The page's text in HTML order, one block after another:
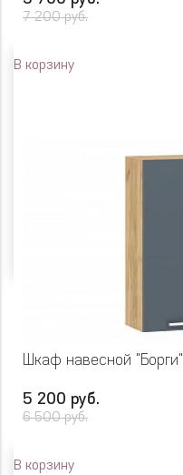
7 200 руб.
В корзину
Шкаф навесной "Борги"
5 200 руб.
6 500 руб.
В корзину